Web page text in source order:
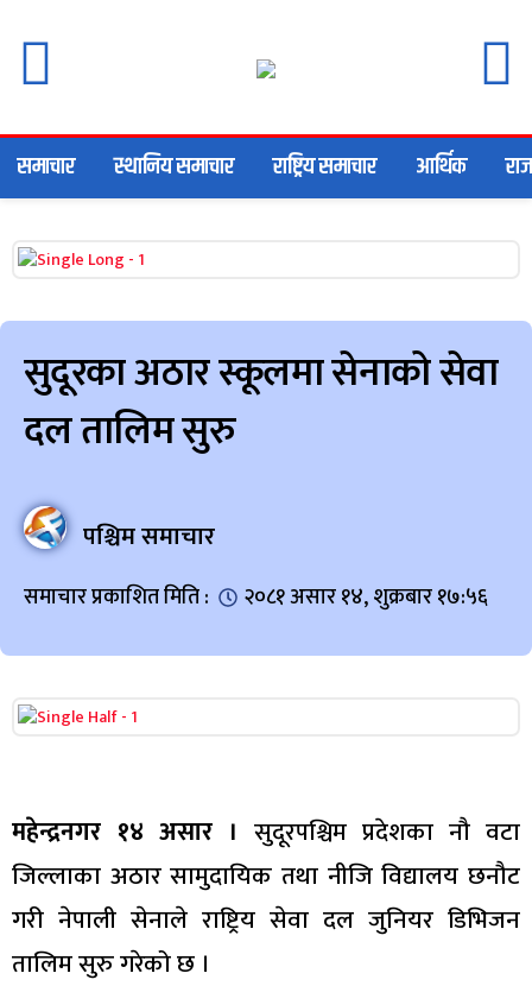
समाचार स्थानिय समाचार राष्ट्रिय समाचार आर्थिक
सुदूरका अठार स्कूलमा सेनाको सेवा
दल तालिम सुरु
पश्चिम समाचार
समाचार प्रकाशित मिति : २०८१ असार १४, शुक्रबार १७:५६
महेन्द्रनगर १४ असार । सुदूरपश्चिम प्रदेशका नौ वटा
जिल्लाका अठार सामुदायिक तथा नीजि विद्यालय छनौट
गरी नेपाली सेनाले राष्ट्रिय सेवा दल जुनियर डिभिजन
तालिम सुरु गरेको छ ।